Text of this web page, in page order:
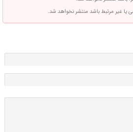
یا غیر مرتبط باشد منتشر نخواهد شد.